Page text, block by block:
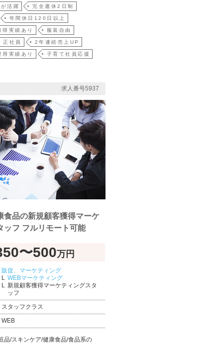
活躍 完全週休2日制
年間休日120日以上
得実績あり 服装自由
正社員 2年連続売上UP
実績あり 子育て社員応援
求人番号5937
食品の新規顧客獲得マーケ
ッフ フルリモート可能
〜500万円
販促、マーケティング
WEBマーケティング
新規顧客獲得マーケティングスタ
ッフ
スタッフクラス
WEB
品/スキンケア/健康食品/食品系の